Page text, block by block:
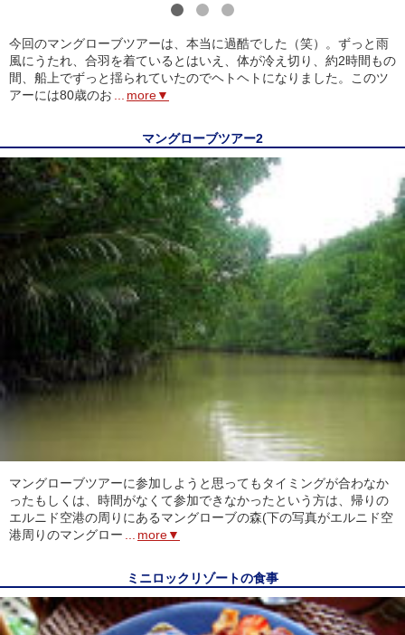
今回のマングローブツアーは、本当に過酷でした（笑）。ずっと雨
風にうたれ、合羽を着ているとはいえ、体が冷え切り、約2時間もの
間、船上でずっと揺られていたのでヘトヘトになりました。このツ
アーには80歳のお
more▼
マングローブツアー2
マングローブツアーに参加しようと思ってもタイミングが合わなか
ったもしくは、時間がなくて参加できなかったという方は、帰りの
エルニド空港の周りにあるマングローブの森(下の写真がエルニド空
港周りのマングロー
more▼
ミニロックリゾートの食事